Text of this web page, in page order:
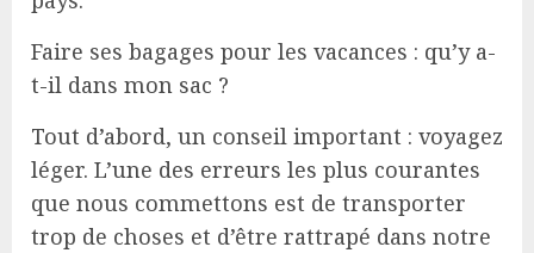
Faire ses bagages pour les vacances : qu’y a-
t-il dans mon sac ?
Tout d’abord, un conseil important : voyagez
léger. L’une des erreurs les plus courantes
que nous commettons est de transporter
trop de choses et d’être rattrapé dans notre